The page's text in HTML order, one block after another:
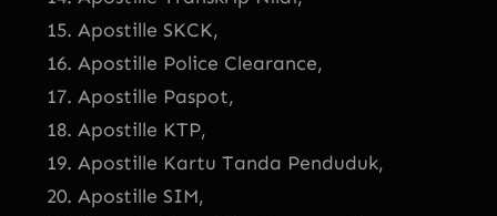
Apostille SKCK,
Apostille Police Clearance,
Apostille Paspot,
Apostille KTP,
Apostille Kartu Tanda Penduduk,
Apostille SIM,